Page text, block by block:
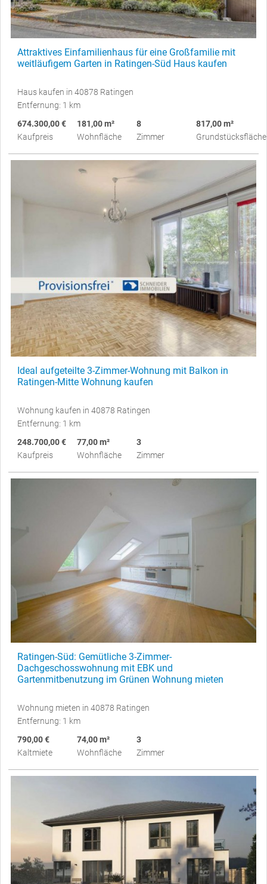
Attraktives Einfamilienhaus für eine Großfamilie mit
weitläufigem Garten in Ratingen-Süd Haus kaufen
Haus kaufen in 40878 Ratingen
Entfernung: 1 km
674.300,00 €
Kaufpreis
181,00 m²
Wohnfläche
8
Zimmer
817,00 m²
Grundstücksfläche
Ideal aufgeteilte 3-Zimmer-Wohnung mit Balkon in
Ratingen-Mitte Wohnung kaufen
Wohnung kaufen in 40878 Ratingen
Entfernung: 1 km
248.700,00 €
Kaufpreis
77,00 m²
Wohnfläche
3
Zimmer
Ratingen-Süd: Gemütliche 3-Zimmer-
Dachgeschosswohnung mit EBK und
Gartenmitbenutzung im Grünen Wohnung mieten
Wohnung mieten in 40878 Ratingen
Entfernung: 1 km
790,00 €
Kaltmiete
74,00 m²
Wohnfläche
3
Zimmer